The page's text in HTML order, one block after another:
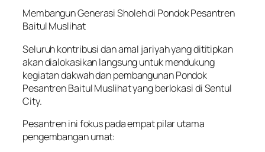
Membangun Generasi Sholeh di Pondok Pesantren
Baitul Muslihat
Seluruh kontribusi dan amal jariyah yang dititipkan
akan dialokasikan langsung untuk mendukung
kegiatan dakwah dan pembangunan Pondok
Pesantren Baitul Muslihat yang berlokasi di Sentul
City.
Pesantren ini fokus pada empat pilar utama
pengembangan umat: